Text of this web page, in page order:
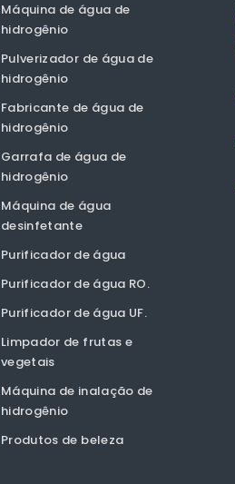
Máquina de água de
hidrogênio
Pulverizador de água de
hidrogênio
Fabricante de água de
hidrogênio
Garrafa de água de
hidrogênio
Máquina de água
desinfetante
Purificador de água
Purificador de água RO.
Purificador de água UF.
Limpador de frutas e
vegetais
Máquina de inalação de
hidrogênio
Produtos de beleza